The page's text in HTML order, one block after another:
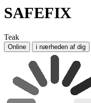
SAFEFIX
Teak
Online i nærheden af dig